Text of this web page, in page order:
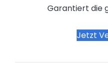
Garantiert die
Jetzt